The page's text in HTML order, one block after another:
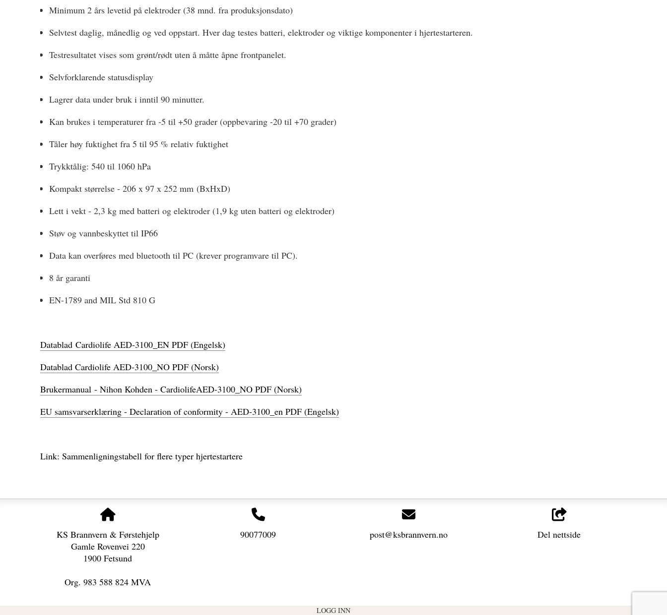
Minimum 2 års levetid på elektroder (38 mnd. fra produksjonsdato)
Selvtest daglig, månedlig og ved oppstart. Hver dag testes batteri, elektroder og viktige komponenter i hjertestarteren.
Testresultatet vises som grønt/rødt uten å måtte åpne frontpanelet.
Selvforklarende statusdisplay
Lagrer data under bruk i inntil 90 minutter.
Kan brukes i temperaturer fra -5 til +50 grader (oppbevaring -20 til +70 grader)
Tåler høy fuktighet fra 5 til 95 % relativ fuktighet
Trykktålig: 540 til 1060 hPa
Kompakt størrelse - 206 x 97 x 252 mm (BxHxD)
Lett i vekt - 2,3 kg med batteri og elektroder (1,9 kg uten batteri og elektroder)
Støv og vannbeskyttet til IP66
Data kan overføres med bluetooth til PC (krever programvare til PC).
8 år garanti
EN-1789 and MIL Std 810 G
Datablad Cardiolife AED-3100_EN PDF (Engelsk)
Datablad Cardiolife AED-3100_NO PDF (Norsk)
Brukermanual - Nihon Kohden - CardiolifeAED-3100_NO PDF (Norsk)
EU samsvarserklæring - Declaration of conformity - AED-3100_en PDF (Engelsk)
Link: Sammenligningstabell for flere typer hjertestartere
KS Brannvern & Førstehjelp
Gamle Rovenvei 220
1900 Fetsund
Org. 983 588 824 MVA
90077009 post@ksbrannvern.no Del nettside
LOGG INN